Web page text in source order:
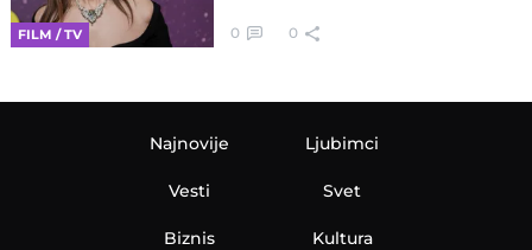
FILM / TV 0 0
Najnovije
Vesti
Biznis
Ljubimci
Svet
Kultura